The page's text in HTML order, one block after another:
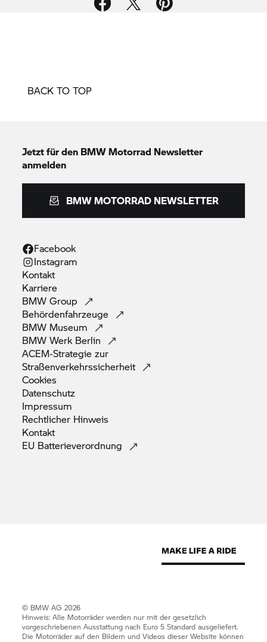
BACK TO TOP
Jetzt für den BMW Motorrad Newsletter
anmelden
BMW MOTORRAD NEWSLETTER
Facebook
Instagram
Kontakt
Karriere
BMWGroup
Behördenfahrzeuge
BMW Museum
BMW Werk Berlin
ACEM-Strategie zur
Straßenverkehrssicherheit
Cookies
Datenschutz
Impressum
Rechtlicher Hinweis
Kontakt
EU Batterieverordnung
© BMW AG 2026
Hinweis: Alle Motorräder werden nur mit der gesetzlich
vorgeschriebenen Ausstattung nach Euro 5 Standard ausgeliefert.
Die Motorräder auf den Bildern und Videos dieser Website können